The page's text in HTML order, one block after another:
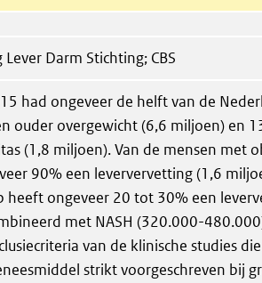
Lever Darm Stichting; CBS
had ongeveer de helft van de
ouder overgewicht (6,6 miljoen) en
(1,8 miljoen). Van de mensen met
90% een leververvetting (1,6
heeft ongeveer 20 tot 30% een
met NASH (320.000-
van de klinische studies
strikt voorgeschreven bij